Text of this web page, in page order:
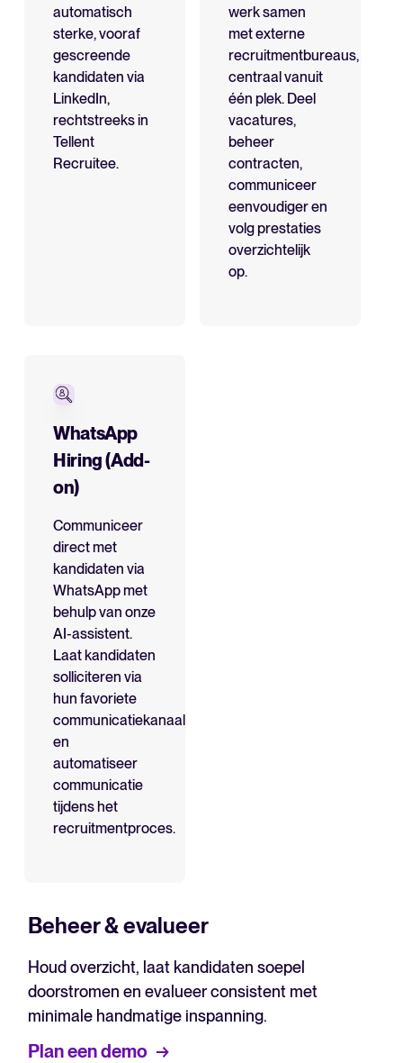
automatisch
sterke, vooraf
gescreende
kandidaten via
LinkedIn,
rechtstreeks in
Tellent
Recruitee.
werk samen
met externe
recruitmentbureaus,
centraal vanuit
één plek. Deel
vacatures,
beheer
contracten,
communiceer
eenvoudiger en
volg prestaties
overzichtelijk
op.
WhatsApp
Hiring (Add-
on)
Communiceer
direct met
kandidaten via
WhatsApp met
behulp van onze
AI-assistent.
Laat kandidaten
solliciteren via
hun favoriete
communicatiekanaal
en
automatiseer
communicatie
tijdens het
recruitmentproces.
Beheer & evalueer
Houd overzicht, laat kandidaten soepel
doorstromen en evalueer consistent met
minimale handmatige inspanning.
Plan een demo